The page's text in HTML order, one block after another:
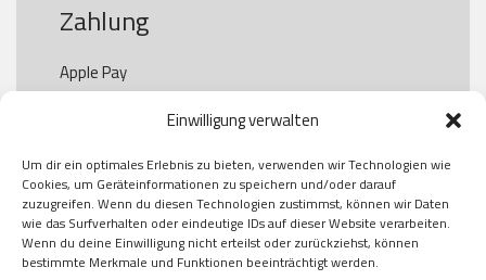
Einwilligung verwalten
Um dir ein optimales Erlebnis zu bieten, verwenden wir Technologien wie
Cookies, um Geräteinformationen zu speichern und/oder darauf
zuzugreifen. Wenn du diesen Technologien zustimmst, können wir Daten
wie das Surfverhalten oder eindeutige IDs auf dieser Website verarbeiten.
Wenn du deine Einwilligung nicht erteilst oder zurückziehst, können
bestimmte Merkmale und Funktionen beeinträchtigt werden.
Zahlung
Apple Pay
Paypal
Kauf auf Rechung
Klarna
American Express